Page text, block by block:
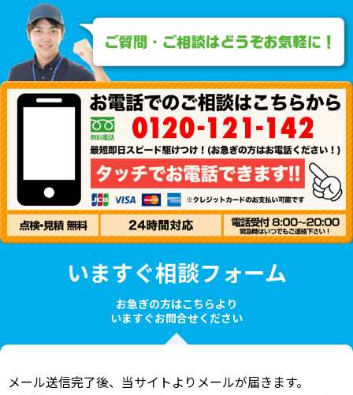
いますぐ相談フォーム
お急ぎの方はこちらより
いますぐお問合せください
メール送信完了後、当サイトよりメールが届きます。